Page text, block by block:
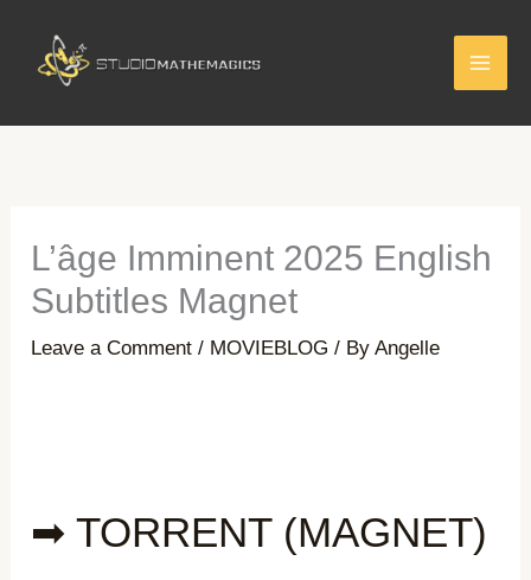
content
L’âge Imminent 2025 English
Subtitles Magnet
Leave a Comment / MOVIEBLOG / ByAngelle
➡ TORRENT (MAGNET)